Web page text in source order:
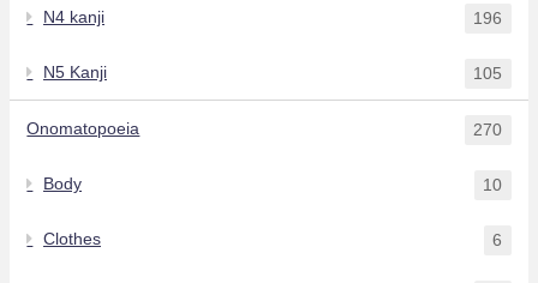
N4 kanji 196
N5 Kanji 105
Onomatopoeia 270
Body 10
Clothes 6